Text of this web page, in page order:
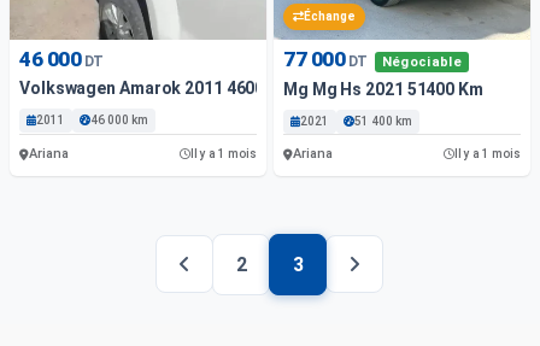
46 000 DT
Volkswagen Amarok 2011 46000 Km
2011 46 000 km
Ariana Il y a 1 mois
Échange
77 000 DT Négociable
Mg Mg Hs 2021 51400 Km
2021 51 400 km
Ariana Il y a 1 mois
2 3